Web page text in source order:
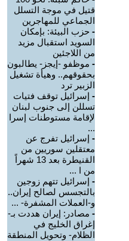
قتيل في موجة التسلل
الجماعي للمهاجرين
- حزب البيئة: بإمكان
السويد استقبال مزيد
من اللاجئين
- موظفو -إيجز- يطالبون
بحقوقهم.. وهيأة تشغيل
الزبير ترد
- إسرائيل توقف فتيات
تسللن إلى جنوب لبنان
لإقامة مستوطنات إسرا
...
- إسرائيل تفرج عن
معتقلين سوريين من
القنيطرة بعد 13 شهراً
من ا ...
- إسرائيل تتهم زوجين
بالتجسس لصالح إيران..
و-العملات المشفرة- ...
- مصادر: إيران هددت بـ-
إغراق الخليج في
الظلام- وتحويل المنطقة